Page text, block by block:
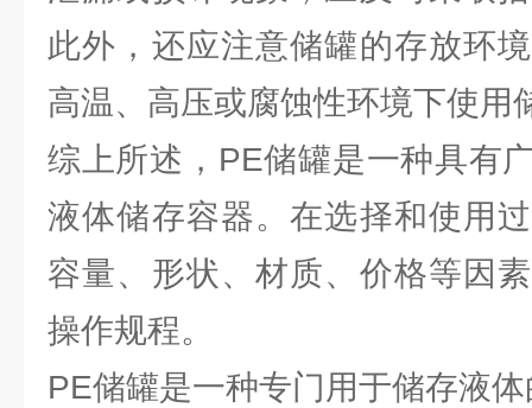
此外，还应注意储罐的存放环
高温、高压或腐蚀性环境下使用
综上所述，PE储罐是一种具有
液体储存容器。在选择和使用
容量、形状、材质、价格等因
操作规程。
PE储罐是一种专门用于储存液